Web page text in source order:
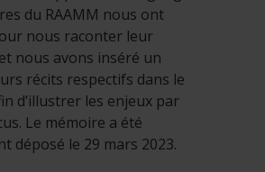
du RAAMM nous ont
nous raconter leur
nous avons inséré un
récits respectifs dans le
d’illustrer les enjeux par
Le mémoire a été
déposé le 29 mars 2023.